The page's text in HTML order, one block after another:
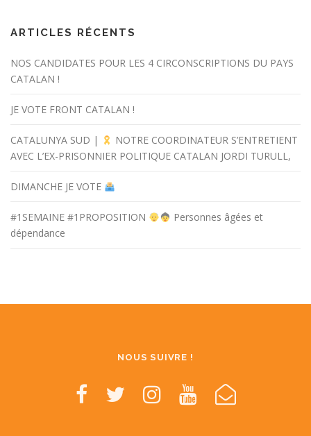
ARTICLES RÉCENTS
NOS CANDIDATES POUR LES 4 CIRCONSCRIPTIONS DU PAYS
CATALAN !
JE VOTE FRONT CATALAN !
CATALUNYA SUD |
NOTRE COORDINATEUR S’ENTRETIENT
AVEC L’EX-PRISONNIER POLITIQUE CATALAN JORDI TURULL,
DIMANCHE JE VOTE
#1SEMAINE #1PROPOSITION
Personnes âgées et
dépendance
NOUS SUIVRE !